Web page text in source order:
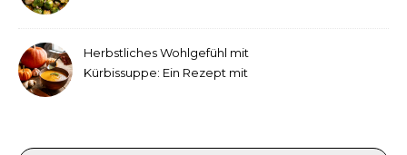
Herbstliches Wohlgefühl mit
Kürbissuppe: Ein Rezept mit